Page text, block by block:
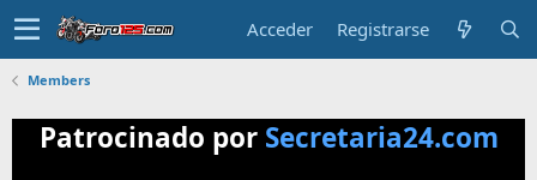
Acceder Registrarse
Members
Patrocinado por Secretaria24.com